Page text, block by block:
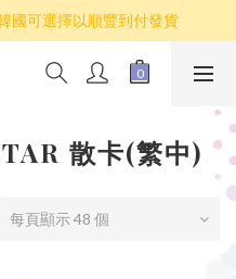
買滿$800包順豐(香港境內)
國可選擇以順豐到付發貨
買滿$800包順豐(香港境內)
散卡(繁中)
每頁顯示 48 個